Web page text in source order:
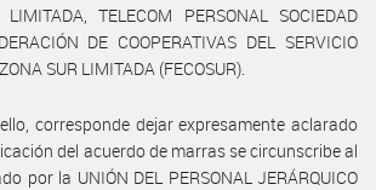
LIMITADA, TELECOM PERSONAL SOCIEDAD
DE COOPERATIVAS DEL SERVICIO
SUR LIMITADA (FECOSUR).
corresponde dejar expresamente aclarado
del acuerdo de marras se circunscribe al
por la UNIÓN DEL PERSONAL JERÁRQUICO